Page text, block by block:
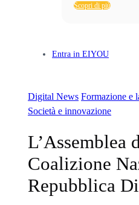
Scopri di più
Entra in EIYOU
Digital News Formazione e
Società e innovazione
L’Assemblea
Coalizione
Repubblica